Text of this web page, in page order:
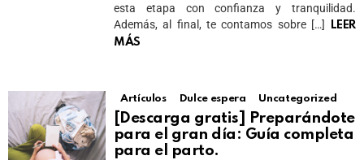
esta etapa con confianza y tranquilidad.
Además, al final, te contamos sobre […]
LEER
MÁS
Artículos Dulce espera Uncategorized
[Descarga gratis] Preparándote
para el gran día: Guía completa
para el parto.